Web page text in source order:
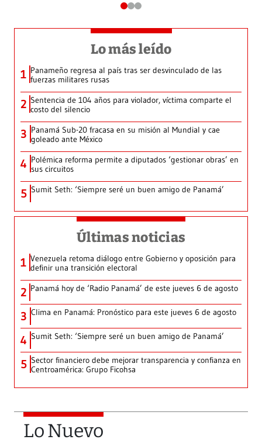
Lo más leído
1 Panameño regresa al país tras ser desvinculado de las
fuerzas militares rusas
2 Sentencia de 104 años para violador, víctima comparte el
costo del silencio
3 Panamá Sub-20 fracasa en su misión al Mundial y cae
goleado ante México
4 Polémica reforma permite a diputados ‘gestionar obras’ en
sus circuitos
5 Sumit Seth: ‘Siempre seré un buen amigo de Panamá’
Últimas noticias
1 Venezuela retoma diálogo entre Gobierno y oposición para
definir una transición electoral
2 Panamá hoy de ‘Radio Panamá’ de este jueves 6 de agosto
3 Clima en Panamá: Pronóstico para este jueves 6 de agosto
4 Sumit Seth: ‘Siempre seré un buen amigo de Panamá’
5 Sector financiero debe mejorar transparencia y confianza en
Centroamérica: Grupo Ficohsa
Lo Nuevo